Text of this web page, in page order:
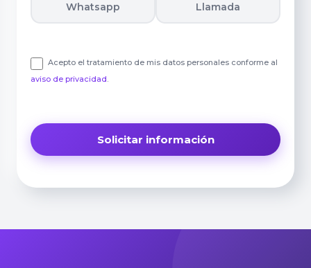
Whatsapp Llamada
Acepto el tratamiento de mis datos personales conforme al
aviso de privacidad.